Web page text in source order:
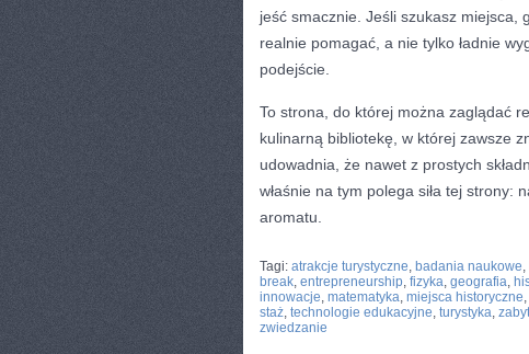
jeść smacznie. Jeśli szukasz miejsca,
realnie pomagać, a nie tylko ładnie
podejście.
To strona, do której można zaglądać
kulinarną bibliotekę, w której zawsze
udowadnia, że nawet z prostych
właśnie na tym polega siła tej strony:
aromatu.
Tagi: atrakcje turystyczne, badania naukowe,
break, entrepreneurship, fizyka, geografia,
innowacje, matematyka, miejsca historyczne,
staż, technologie edukacyjne, turystyka,
zwiedzanie